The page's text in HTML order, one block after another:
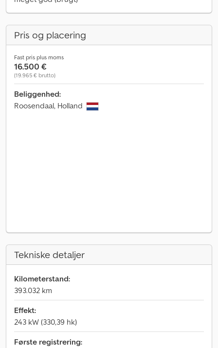
Pris og placering
Fast pris plus moms
16.500 €
(19.965 € brutto)
Beliggenhed:
Roosendaal, Holland
Tekniske detaljer
Kilometerstand:
393.032 km
Effekt:
243 kW (330,39 hk)
Første registrering: